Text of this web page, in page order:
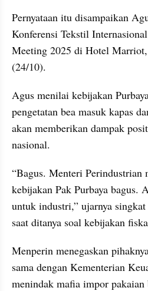
Pernyataan itu disampaikan
Konferensi Tekstil
Meeting 2025 di Hotel
(24/10).
Agus menilai kebijakan
pengetatan bea masuk kapas
akan memberikan dampak
nasional.
“Bagus. Menteri Perindustrian
kebijakan Pak Purbaya bagus.
untuk industri,” ujarnya
saat ditanya soal kebijakan
Menperin menegaskan
sama dengan Kementerian
menindak mafia impor pakaian